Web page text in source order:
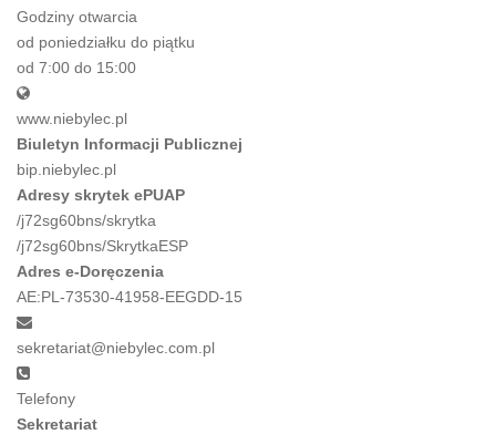
Godziny otwarcia
od poniedziałku do piątku
od 7:00 do 15:00
www.niebylec.pl
Biuletyn Informacji Publicznej
bip.niebylec.pl
Adresy skrytek ePUAP
/j72sg60bns/skrytka
/j72sg60bns/SkrytkaESP
Adres e-Doręczenia
AE:PL-73530-41958-EEGDD-15
sekretariat@niebylec.com.pl
Telefony
Sekretariat